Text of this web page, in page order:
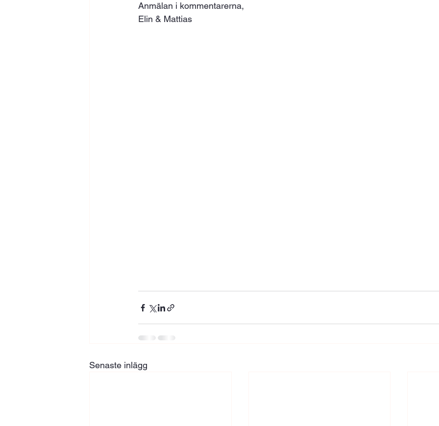
Anmälan i kommentarerna,
Elin & Mattias
Senaste inlägg